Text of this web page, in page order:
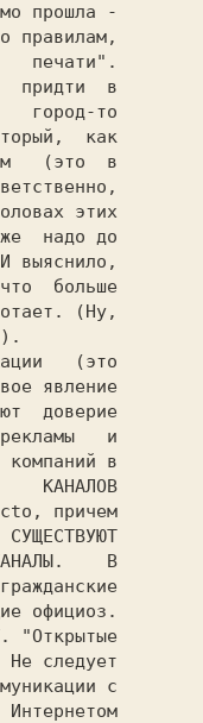
прошла -
правилам,
печати".
придти  в
город-то
как
(это  в
этих
надо до
выяснило,
больше
(Ну,
- (c) N).
явление
доверие
и
компаний в
КАНАЛОВ
В
официоз.
"Открытые
следует
с